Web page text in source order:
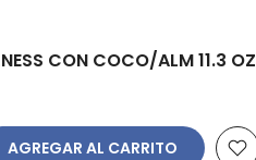
CON COCO/ALM 11.3 OZ
AGREGAR AL CARRITO